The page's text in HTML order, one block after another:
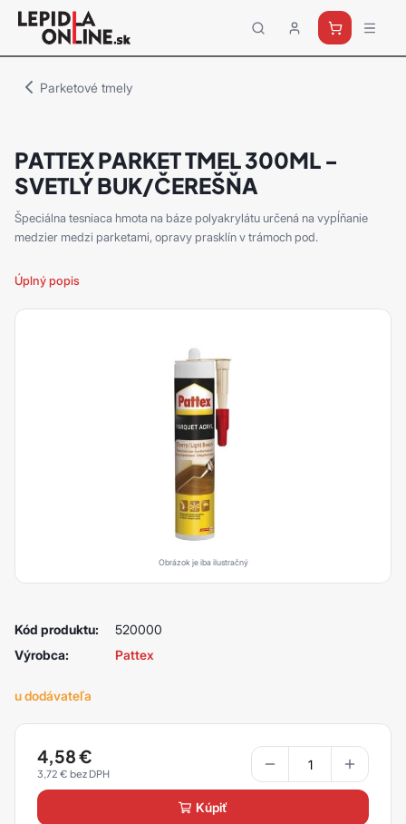
Priemyselné
lepidlá
Parketové tmely
PATTEX PARKET TMEL 300ML -
SVETLÝ BUK/ČEREŠŇA
Špeciálna tesniaca hmota na báze polyakrylátu určená na vypĺňanie
medzier medzi parketami, opravy prasklín v trámoch pod.
Úplný popis
Obrázok je iba ilustračný
Kód produktu:
520000
Výrobca:
Pattex
u dodávateľa
4,58€
3,72 €
kúpiť